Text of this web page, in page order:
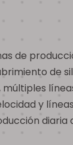
de
de
y
diaria